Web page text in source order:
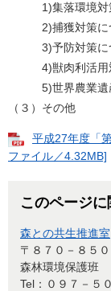
1)集落環境対
2)捕獲対策に
3)予防対策に
4)獣肉利活用
5)世界農業遺産
（３）その他
平成27年度「
ファイル／4.32MB]
このページ
森との共生推進室
〒８７０－８５０
森林環境保護班
Tel：０９７－５